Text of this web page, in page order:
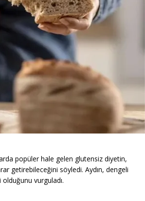
popüler hale gelen glutensiz diyetin,
getirebileceğini söyledi. Aydın, dengeli
vurguladı.